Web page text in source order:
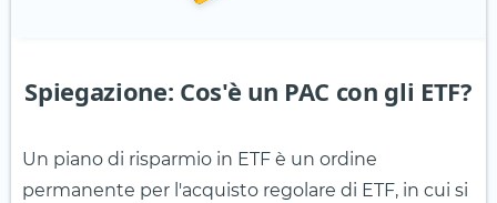
Spiegazione: Cos'è un PAC con gli ETF?
Un piano di risparmio in ETF è un ordine
permanente per l'acquisto regolare di ETF, in cui si